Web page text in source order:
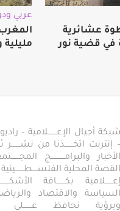
عشائرية
قضية نور
عربي
شبكة أجيال الإعـــــــلامية – راديو
– إنترنت اتخـــــــذنا من
الأخبار والبرامـــــــــــج
القصة المحلية الفلســــطـــــــينية
إعــــــلامية بكـــــــافة
السياسة والاقتصاد والرياضة
وبرؤية تحافظ